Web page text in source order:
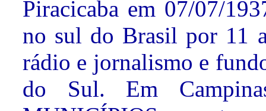
Piracicaba em 07/07/
no sul do Brasil por 11
rádio e jornalismo e
do Sul. Em